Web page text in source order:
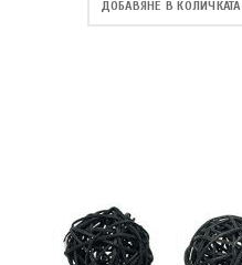
ДОБАВЯНЕ В КОЛИЧКАТА